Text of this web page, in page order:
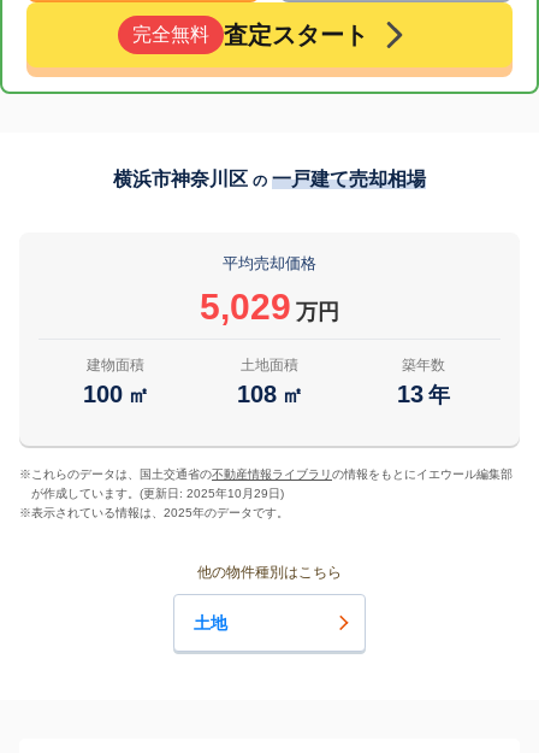
完全無料 査定スタート
横浜市神奈川区 の 一戸建て売却相場
平均売却価格
5,029 万円
建物面積
100 ㎡
土地面積
108 ㎡
築年数
13 年
※ これらのデータは、国土交通省の不動産情報ライブラリの情報をもとにイエウール編集部
が作成しています。(更新日: 2025年10月29日)
※表示されている情報は、2025年のデータです。
他の物件種別はこちら
土地